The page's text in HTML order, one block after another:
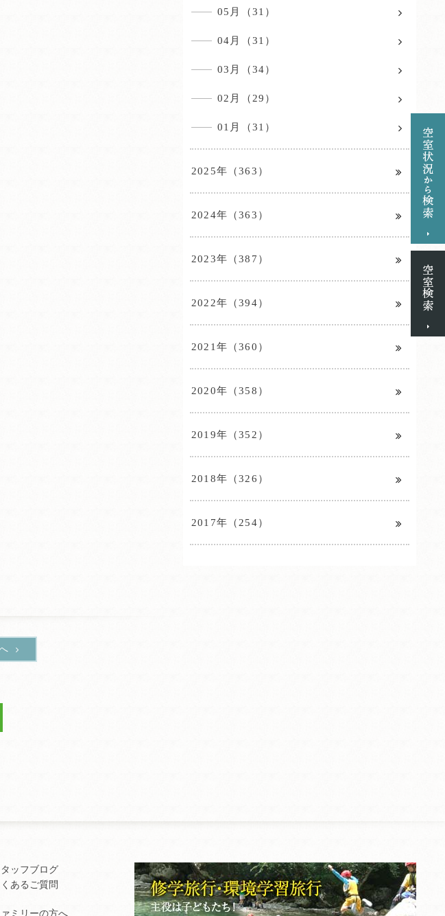
05月（31）
04月（31）
03月（34）
02月（29）
01月（31）
2025年（363）
2024年（363）
2023年（387）
2022年（394）
2021年（360）
2020年（358）
2019年（352）
2018年（326）
2017年（254）
ッフブログ
あるご質問
ミリーの方へ